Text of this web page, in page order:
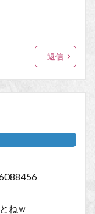
返信
ねｗ